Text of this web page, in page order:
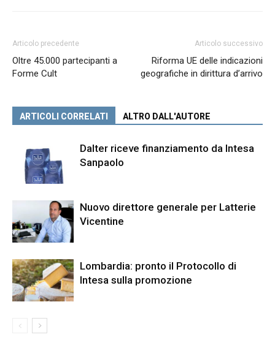
Articolo precedente
Oltre 45.000 partecipanti a
Forme Cult
Articolo successivo
Riforma UE delle indicazioni
geografiche in dirittura d’arrivo
ARTICOLI CORRELATI ALTRO DALL'AUTORE
Dalter riceve finanziamento da Intesa
Sanpaolo
Nuovo direttore generale per Latterie
Vicentine
Lombardia: pronto il Protocollo di
Intesa sulla promozione